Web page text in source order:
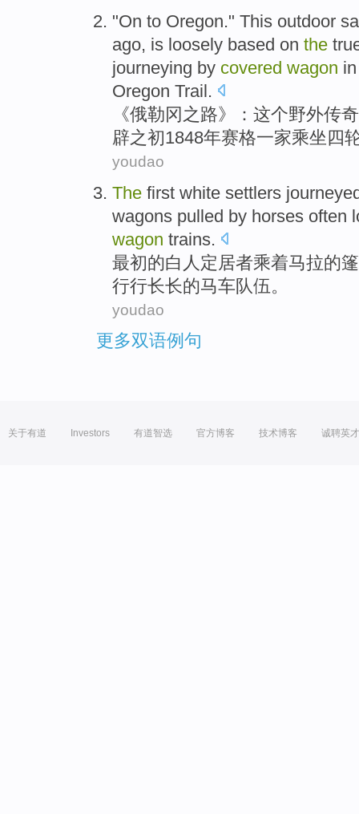
"On to Oregon." This outdoor
ago, is loosely based on the
journeying by covered wagon
Oregon Trail.
《俄勒冈 之路》： 这个野外传奇
辟之初1848年赛格一家乘坐四
youdao
The first white settlers
wagons pulled by horses often
wagon trains.
最初的白人 定居者乘着马拉的
行行长长的马车队伍。
youdao
更多双语例句
关于有道 Investors 有道智选 官方博客 技术博客 诚聘英才